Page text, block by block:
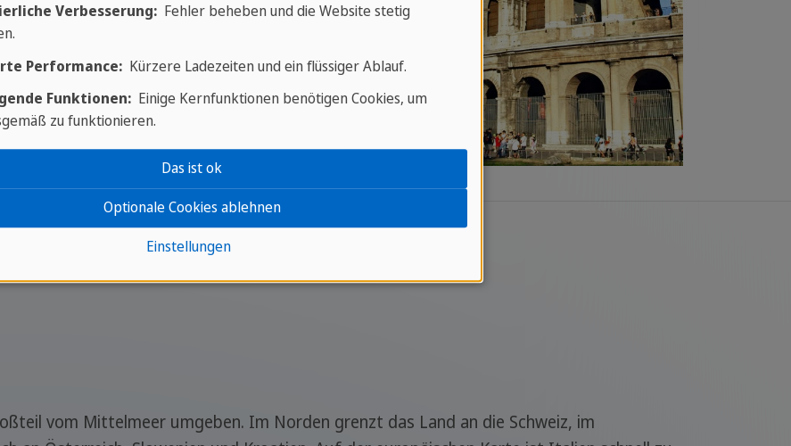
zu Italien
vom Mittelmeer umgeben. Im Norden grenzt das Land an die Schweiz, im
Verbesserung:Fehler beheben und die Website stetig
Performance:Kürzere Ladezeiten und ein flüssiger Ablauf.
Funktionen:Einige Kernfunktionen benötigen Cookies, um
zu funktionieren.
Einstellungen
Optionale Cookies ablehnen
Das ist ok